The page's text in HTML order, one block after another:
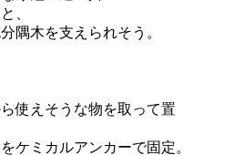
、
隅木を支えられそう。
使えそうな物を取って置
ケミカルアンカーで固定。